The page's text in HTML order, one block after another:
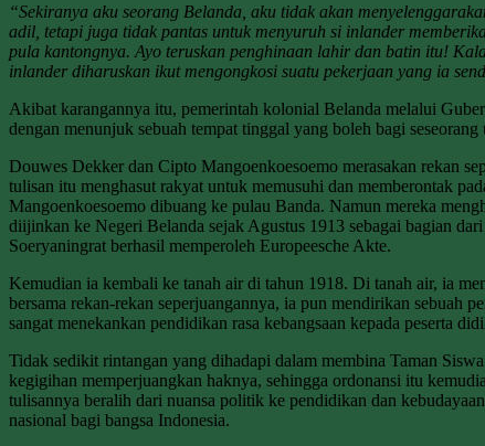
“Sekiranya aku seorang Belanda, aku tidak akan
adil, tetapi juga tidak pantas untuk menyuruh si inlander
pula kantongnya. Ayo teruskan penghinaan lahir dan batin itu!
inlander diharuskan ikut mengongkosi suatu pekerjaan yang ia
Akibat karangannya itu, pemerintah kolonial Belanda melalui
dengan menunjuk sebuah tempat tinggal yang boleh bagi
Douwes Dekker dan Cipto Mangoenkoesoemo merasakan rekan
tulisan itu menghasut rakyat untuk memusuhi dan memberontak
Mangoenkoesoemo dibuang ke pulau Banda. Namun mereka
diijinkan ke Negeri Belanda sejak Agustus 1913 sebagai bagian
Soeryaningrat berhasil memperoleh Europeesche Akte.
Kemudian ia kembali ke tanah air di tahun 1918. Di tanah air, ia
bersama rekan-rekan seperjuangannya, ia pun mendirikan sebuah
sangat menekankan pendidikan rasa kebangsaan kepada peserta
Tidak sedikit rintangan yang dihadapi dalam membina Taman
kegigihan memperjuangkan haknya, sehingga ordonansi itu
tulisannya beralih dari nuansa politik ke pendidikan dan
nasional bagi bangsa Indonesia.